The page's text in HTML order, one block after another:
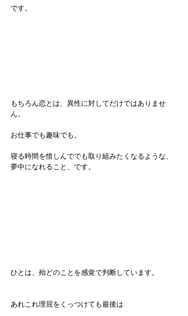
です。
もちろん恋とは、異性に対してだけではありませ
ん。
お仕事でも趣味でも。
寝る時間を惜しんででも取り組みたくなるような、
夢中になれること、です。
ひとは、殆どのことを感覚で判断しています。
あれこれ理屈をくっつけても最後は